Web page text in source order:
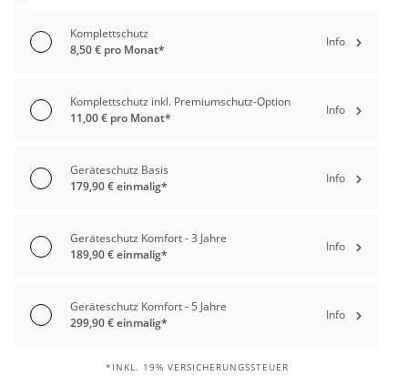
Komplettschutz
8,50 € pro Monat*
Info
Komplettschutz inkl. Premiumschutz-Option
11,00 € pro Monat*
Info
Geräteschutz Basis
179,90 € einmalig*
Info
Geräteschutz Komfort - 3 Jahre
189,90 € einmalig*
Info
Geräteschutz Komfort - 5 Jahre
299,90 € einmalig*
Info
*INKL. 19% VERSICHERUNGSSTEUER